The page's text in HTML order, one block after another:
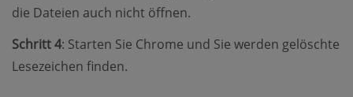
die Dateien auch nicht öffnen.
Schritt 4: Starten Sie Chrome und Sie werden gelöschte
Lesezeichen finden.